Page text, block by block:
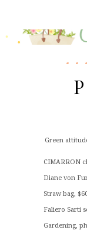
Green
CIMARRON
Diane von
Straw bag,
Faliero Sarti
Gardening,